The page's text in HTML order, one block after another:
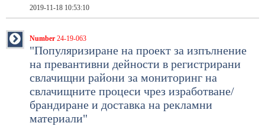
2019-11-18 10:53:10
Number 24-19-063
"Популяризиране на проект за изпълнение
на превантивни дейности в регистрирани
свлачищни райони за мониторинг на
свлачищните процеси чрез изработване/
брандиране и доставка на рекламни
материали"